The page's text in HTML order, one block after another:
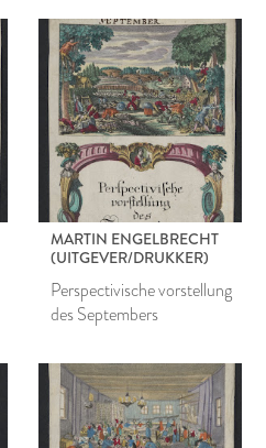
MARTIN ENGELBRECHT
(UITGEVER/DRUKKER)
Perspectivische vorstellung
des Septembers